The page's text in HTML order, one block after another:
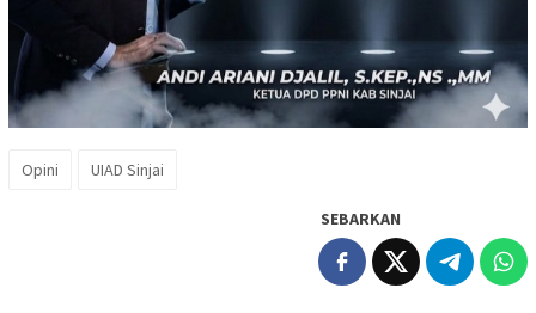
Opini UIAD Sinjai
SEBARKAN